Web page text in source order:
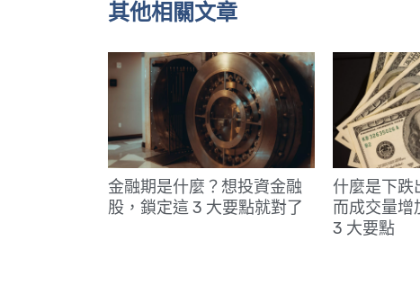
其他相關文章
金融期是什麼？想投資金融
股，鎖定這 3 大要點就對了
什麼是下跌
而成交量增
3 大要點